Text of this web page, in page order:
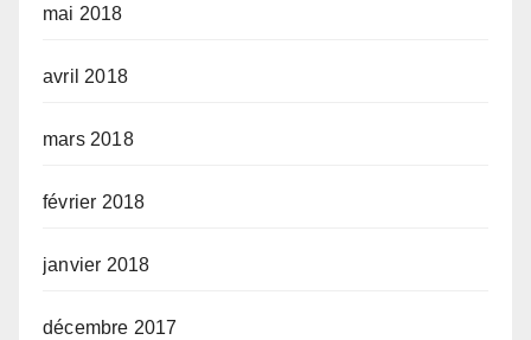
mai 2018
avril 2018
mars 2018
février 2018
janvier 2018
décembre 2017